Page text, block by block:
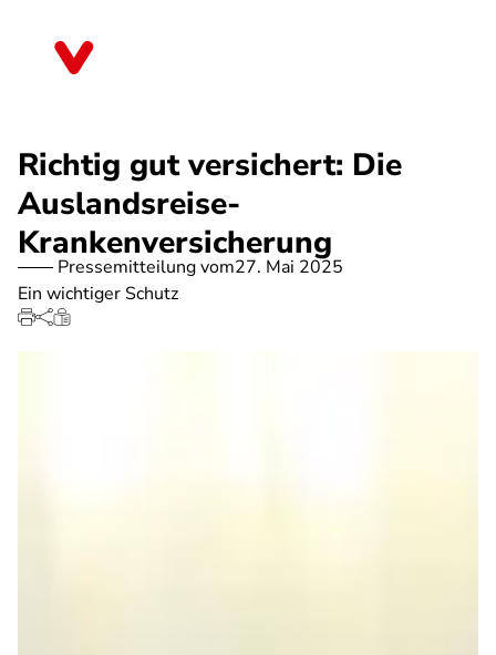
Richtig gut versichert: Die
Auslandsreise-
Krankenversicherung
Pressemitteilung vom27. Mai 2025
Ein wichtiger Schutz